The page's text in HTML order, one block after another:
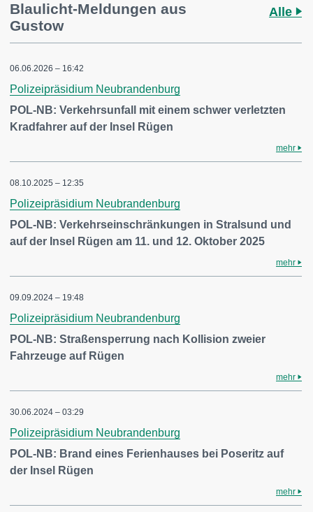
Blaulicht-Meldungen aus
Gustow
Alle
06.06.2026 – 16:42
Polizeipräsidium Neubrandenburg
POL-NB: Verkehrsunfall mit einem schwer verletzten
Kradfahrer auf der Insel Rügen
mehr
08.10.2025 – 12:35
Polizeipräsidium Neubrandenburg
POL-NB: Verkehrseinschränkungen in Stralsund und
auf der Insel Rügen am 11. und 12. Oktober 2025
mehr
09.09.2024 – 19:48
Polizeipräsidium Neubrandenburg
POL-NB: Straßensperrung nach Kollision zweier
Fahrzeuge auf Rügen
mehr
30.06.2024 – 03:29
Polizeipräsidium Neubrandenburg
POL-NB: Brand eines Ferienhauses bei Poseritz auf
der Insel Rügen
mehr